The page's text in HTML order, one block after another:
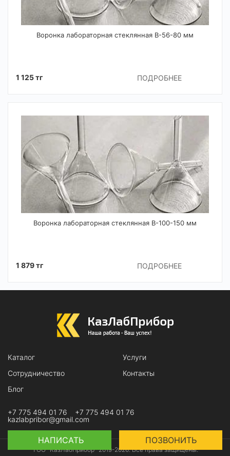
Воронка лабораторная стеклянная В-56-80 мм
1 125 тг ПОДРОБНЕЕ
Воронка лабораторная стеклянная В-100-150 мм
1 879 тг ПОДРОБНЕЕ
Каталог
Услуги
Сотрудничество
Контакты
Блог
+7 775 494 01 76
+7 775 494 01 76
kazlabpribor@gmail.com
ТОО "КазЛабПрибор" 2019-2026. Все права защищены.
НАПИСАТЬ ПОЗВОНИТЬ